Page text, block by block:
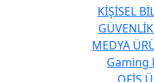
KİŞİSEL
MEDYA
Gaming